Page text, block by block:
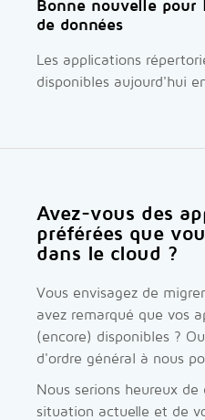
Bonne nouvelle pour
de données
Les applications
disponibles aujourd'hui
Avez-vous des
préférées que
dans le cloud ?
Vous envisagez de
avez remarqué que vos
(encore) disponibles ?
d'ordre général à nous
Nous serions heureux
situation actuelle et de